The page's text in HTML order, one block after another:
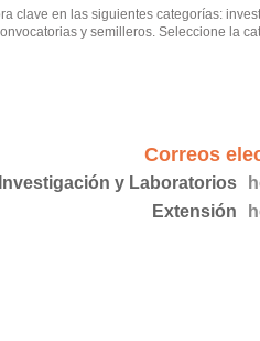
clave en las siguientes categorías:
y semilleros. Seleccione la
Correos
Investigación y Laboratorios
Extensión